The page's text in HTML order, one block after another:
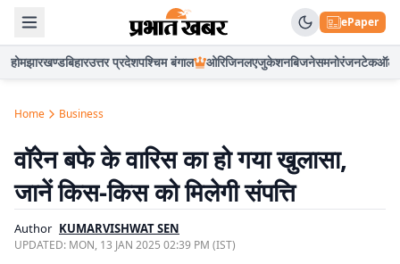
ePaper
होमझारखण्डबिहारउत्तर प्रदेशपश्चिम बंगाल ओरिजिनलएजुकेशनबिजनेसमनोरंजनटेकऑटो
Home Business
वॉरेन बफे के वारिस का हो गया खुलासा,
जानें किस-किस को मिलेगी संपत्ति
Author KUMARVISHWAT SEN
UPDATED: MON, 13 JAN 2025 02:39 PM (IST)